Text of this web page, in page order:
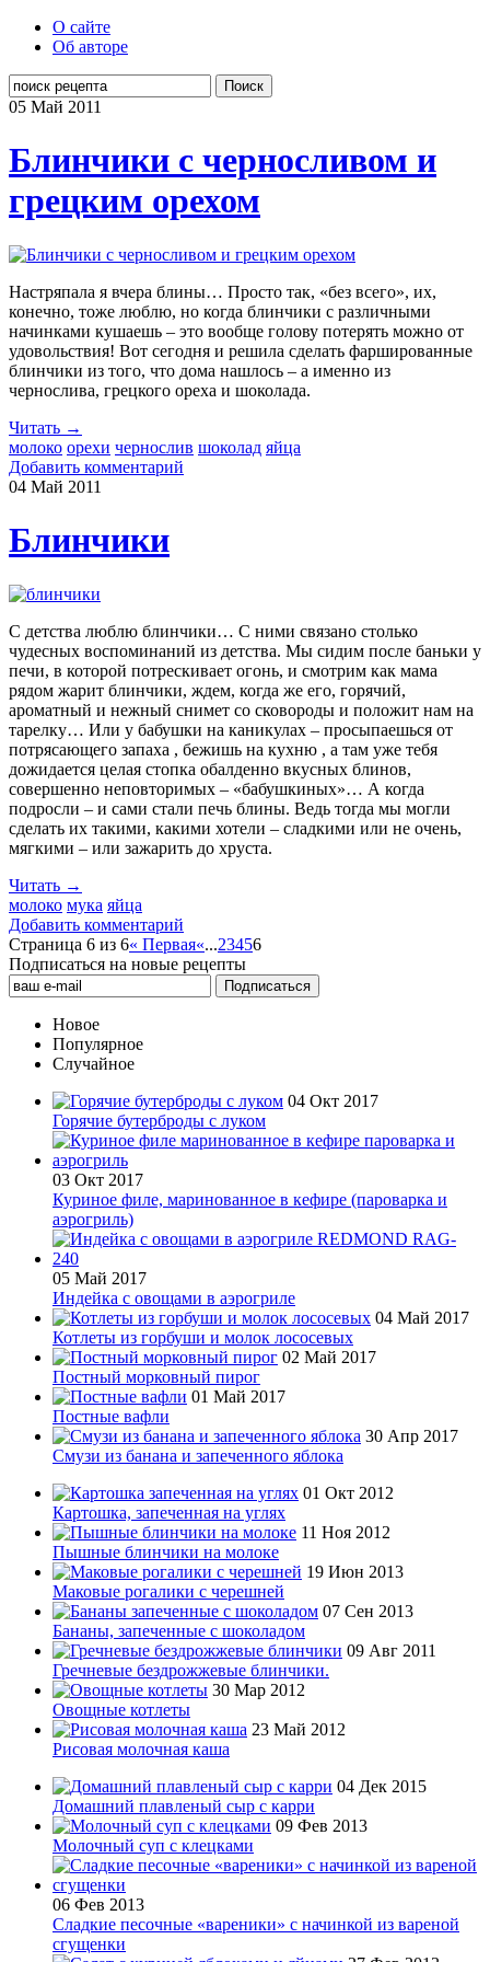
О сайте
Об авторе
Поиск
05 Май 2011
Блинчики с черносливом и
грецким орехом
Настряпала я вчера блины… Просто так, «без всего», их,
конечно, тоже люблю, но когда блинчики с различными
начинками кушаешь – это вообще голову потерять можно от
удовольствия! Вот сегодня и решила сделать фаршированные
блинчики из того, что дома нашлось – а именно из
чернослива, грецкого ореха и шоколада.
Читать →
молоко орехи чернослив шоколад яйца
Добавить комментарий
04 Май 2011
Блинчики
С детства люблю блинчики… С ними связано столько
чудесных воспоминаний из детства. Мы сидим после баньки у
печи, в которой потрескивает огонь, и смотрим как мама
рядом жарит блинчики, ждем, когда же его, горячий,
ароматный и нежный снимет со сковороды и положит нам на
тарелку… Или у бабушки на каникулах – просыпаешься от
потрясающего запаха , бежишь на кухню , а там уже тебя
дожидается целая стопка обалденно вкусных блинов,
совершенно неповторимых – «бабушкиных»… А когда
подросли – и сами стали печь блины. Ведь тогда мы могли
сделать их такими, какими хотели – сладкими или не очень,
мягкими – или зажарить до хруста.
Читать →
молоко мука яйца
Добавить комментарий
Страница 6 из 6« Первая«...23456
Подписаться на новые рецепты
Новое
Популярное
Случайное
04 Окт 2017
Горячие бутерброды с луком
03 Окт 2017
Куриное филе, маринованное в кефире (пароварка и
аэрогриль)
05 Май 2017
Индейка с овощами в аэрогриле
04 Май 2017
Котлеты из горбуши и молок лососевых
02 Май 2017
Постный морковный пирог
01 Май 2017
Постные вафли
30 Апр 2017
Смузи из банана и запеченного яблока
01 Окт 2012
Картошка, запеченная на углях
11 Ноя 2012
Пышные блинчики на молоке
19 Июн 2013
Маковые рогалики с черешней
07 Сен 2013
Бананы, запеченные с шоколадом
09 Авг 2011
Гречневые бездрожжевые блинчики.
30 Мар 2012
Овощные котлеты
23 Май 2012
Рисовая молочная каша
04 Дек 2015
Домашний плавленый сыр с карри
09 Фев 2013
Молочный суп с клецками
06 Фев 2013
Сладкие песочные «вареники» с начинкой из вареной
сгущенки